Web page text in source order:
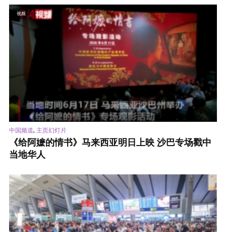
视频
中国频道, 主页幻灯片
《给阿嬷的情书》马来西亚明日上映 沙巴专场戳中
当地华人